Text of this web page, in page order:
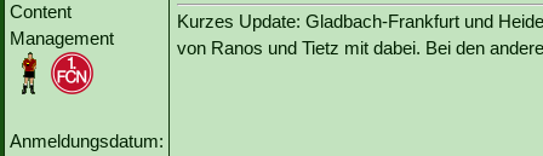
Content
Management
Anmeldungsdatum:
Kurzes Update: Gladbach-Frankfurt und
von Ranos und Tietz mit dabei. Bei den